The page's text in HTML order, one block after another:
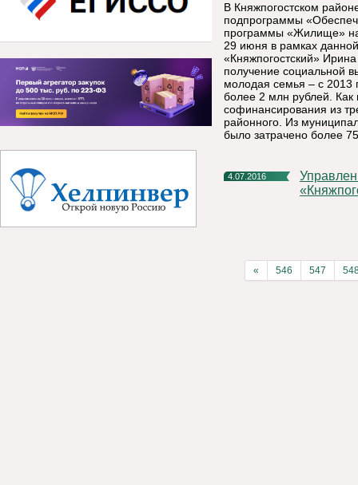
В Княжпогостском
подпрограммы
программы «Жилище»
29 июня в рамках
«Княжпогостский»
получение социальной
молодая семья – с
более 2 млн рублей.
софинансирования из
районного. Из
было затрачено более
4.07.2016
Управление образования администрации МР
« 546 547